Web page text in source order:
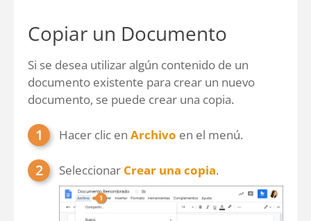
Copiar un Documento
Si se desea utilizar algún contenido de un
documento existente para crear un nuevo
documento, se puede crear una copia.
Hacer clic en Archivo en el menú.
Seleccionar Crear una copia.